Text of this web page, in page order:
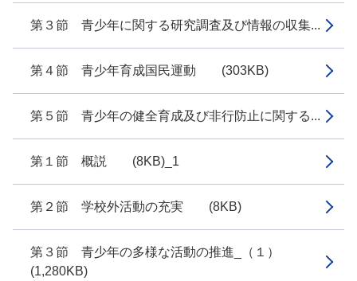
第３節 青少年に関する研究調査及び情報の収集...
第４節 青少年育成国民運動 (303KB)
第５節 青少年の健全育成及び非行防止に関する...
第１節 概説 (8KB)_1
第２節 学校外活動の充実 (8KB)
第３節 青少年の多様な活動の推進_（１）
(1,280KB)